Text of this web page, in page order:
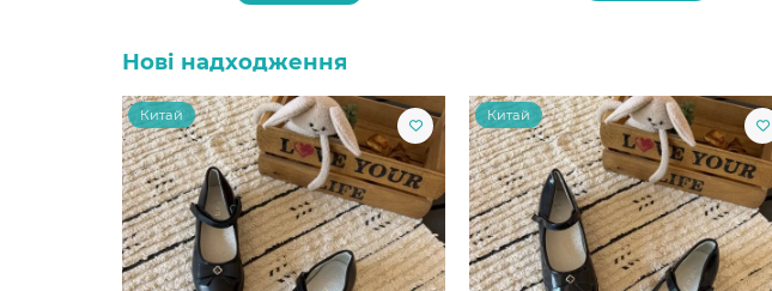
Нові надходження
Китай Китай